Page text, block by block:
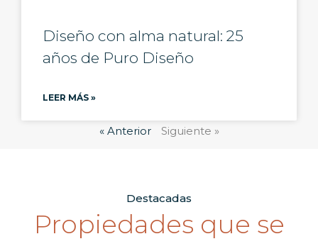
Diseño con alma natural: 25
años de Puro Diseño
LEER MÁS »
« Anterior Siguiente »
Destacadas
Propiedades que se